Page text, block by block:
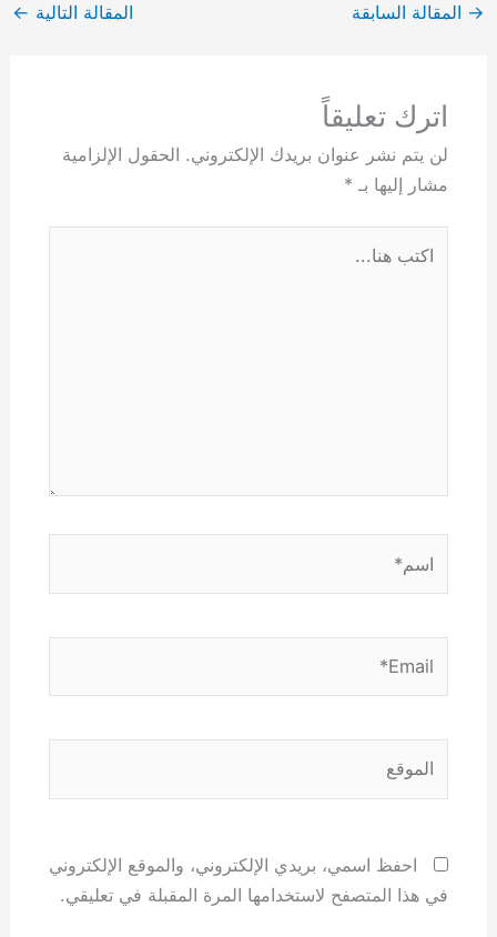
→ المقالة السابقة المقالة التالية ←
اترك تعليقاً
لن يتم نشر عنوان بريدك الإلكتروني. الحقول الإلزامية
مشار إليها بـ *
احفظ اسمي، بريدي الإلكتروني، والموقع الإلكتروني
في هذا المتصفح لاستخدامها المرة المقبلة في تعليقي.